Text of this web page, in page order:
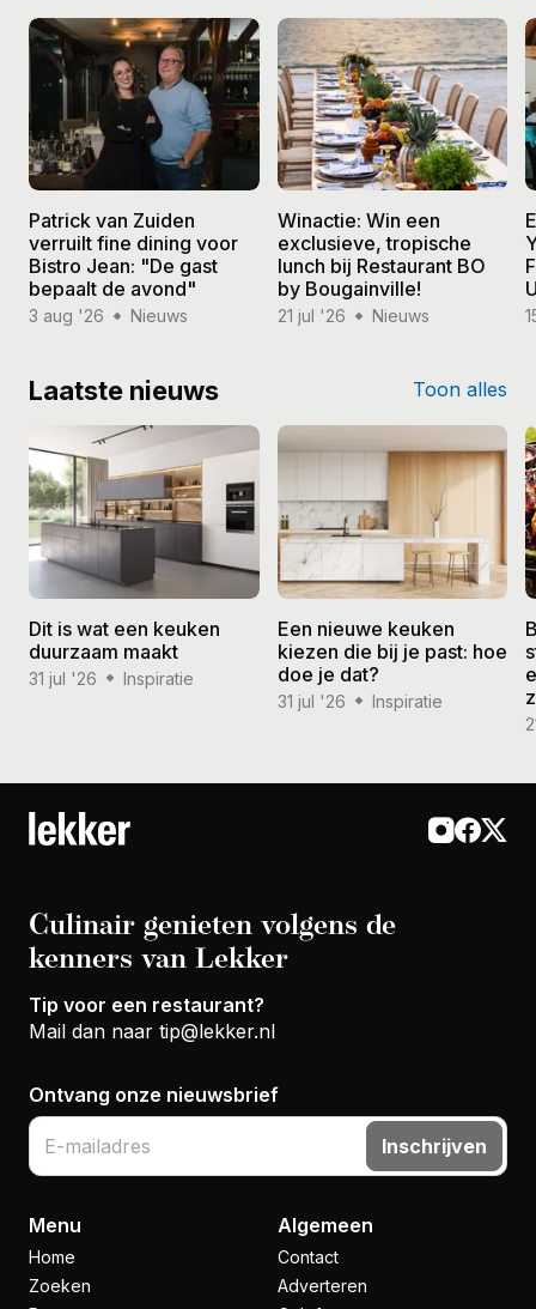
Patrick van Zuiden
verruilt fine dining voor
Bistro Jean: "De gast
bepaalt de avond"
3 aug '26 Nieuws
Winactie: Win een
exclusieve, tropische
lunch bij Restaurant BO
by Bougainville!
21 jul '26 Nieuws
Laatste nieuws Toon alles
Dit is wat een keuken
duurzaam maakt
31 jul '26 Inspiratie
Een nieuwe keuken
kiezen die bij je past: hoe
doe je dat?
31 jul '26 Inspiratie
Culinair genieten volgens de
kenners van Lekker
Tip voor een restaurant?
Mail dan naar tip@lekker.nl
Ontvang onze nieuwsbrief
Inschrijven
Menu
Home
Zoeken
Algemeen
Contact
Adverteren